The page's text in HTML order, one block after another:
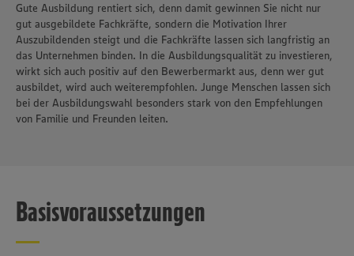
Gute Ausbildung rentiert sich, denn damit gewinnen Sie nicht nur
gut ausgebildete Fachkräfte, sondern die Motivation Ihrer
Auszubildenden steigt und die Fachkräfte lassen sich langfristig an
das Unternehmen binden. In die Ausbildungsqualität zu investieren,
wirkt sich auch positiv auf den Bewerbermarkt aus, denn wer gut
ausbildet, wird auch weiterempfohlen. Junge Menschen lassen sich
bei der Ausbildungswahl besonders stark von den Empfehlungen
von Familie und Freunden leiten.
Basisvoraussetzungen